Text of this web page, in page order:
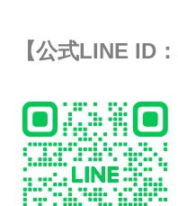
【公式LINE ID：